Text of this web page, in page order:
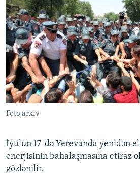
ARAŞDIRMA
MULTIMEDIA
VIDEO
FOTOQALEREYA
İNFOQRAFIKA
KARIKATURA
RADIO ARXIV
OXU ZALI
AZƏRBAYCAN ƏDƏBIYYATI KITABXANASI
İSLAM VƏ DEMOKRATIYA
HAQQIMIZDA
MISSIYAMIZ
PEŞƏ ETIKASI VƏ JURNALISTIKA
AZADLIQRADIOSU MOBIL TELEFONUNUZDA
BIZIMLƏ ƏLAQƏ
BIZI IZLƏ
RFE/RL-in bütün saytları
Foto arxiv
İyulun 17-də Yerevanda yenidən
enerjisinin bahalaşmasına etiraz
gözlənilir.